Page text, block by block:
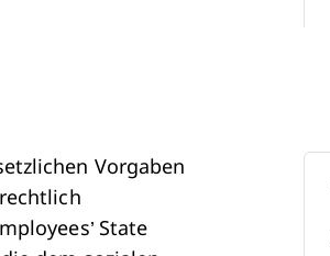
Vorgaben
State